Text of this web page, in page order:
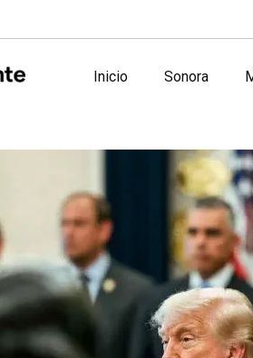
Inicio Sonora